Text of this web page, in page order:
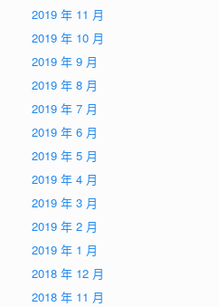
2019 年 11 月
2019 年 10 月
2019 年 9 月
2019 年 8 月
2019 年 7 月
2019 年 6 月
2019 年 5 月
2019 年 4 月
2019 年 3 月
2019 年 2 月
2019 年 1 月
2018 年 12 月
2018 年 11 月